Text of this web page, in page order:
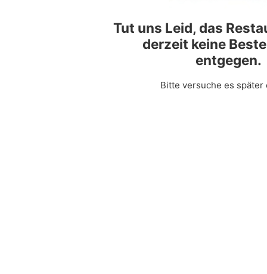
Tut uns Leid, das
derzeit keine
entgegen.
Bitte versuche es später